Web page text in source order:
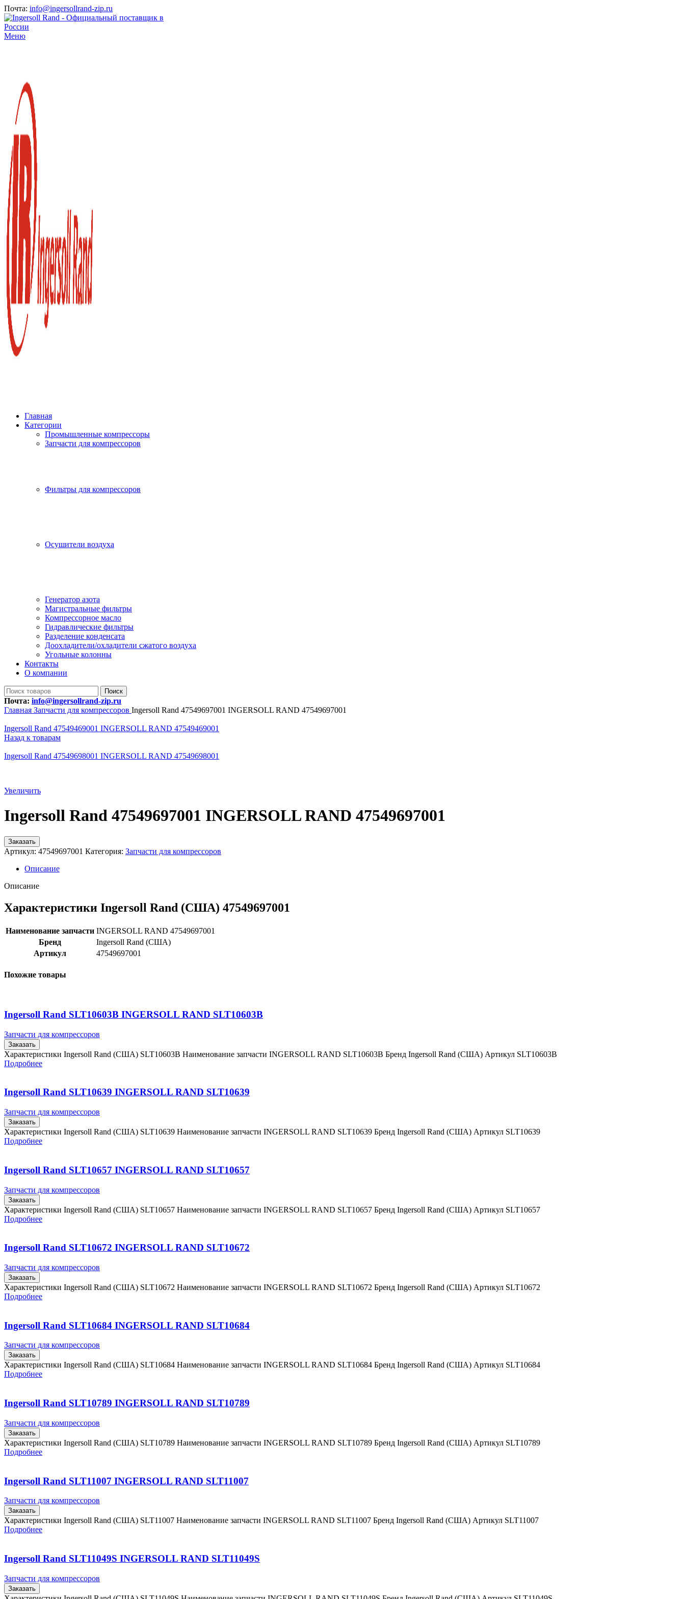
Почта: info@ingersollrand-zip.ru
Меню
Главная
Категории
Промышленные компрессоры
Запчасти для компрессоров
Фильтры для компрессоров
Осушители воздуха
Генератор азота
Магистральные фильтры
Компрессорное масло
Гидравлические фильтры
Разделение конденсата
Доохладители/охладители сжатого воздуха
Угольные колонны
Контакты
О компании
Поиск
Почта: info@ingersollrand-zip.ru
Главная Запчасти для компрессоров Ingersoll Rand 47549697001 INGERSOLL RAND 47549697001
Ingersoll Rand 47549469001 INGERSOLL RAND 47549469001
Назад к товарам
Ingersoll Rand 47549698001 INGERSOLL RAND 47549698001
Увеличить
Ingersoll Rand 47549697001 INGERSOLL RAND 47549697001
Заказать
Артикул: 47549697001 Категория: Запчасти для компрессоров
Описание
Описание
Характеристики Ingersoll Rand (США) 47549697001
Наименование запчасти INGERSOLL RAND 47549697001
Бренд
Ingersoll Rand (США)
Артикул
47549697001
Похожие товары
Ingersoll Rand SLT10603B INGERSOLL RAND SLT10603B
Запчасти для компрессоров
Заказать
Характеристики Ingersoll Rand (США) SLT10603B Наименование запчасти INGERSOLL RAND SLT10603B Бренд Ingersoll Rand (США) Артикул SLT10603B
Подробнее
Ingersoll Rand SLT10639 INGERSOLL RAND SLT10639
Запчасти для компрессоров
Заказать
Характеристики Ingersoll Rand (США) SLT10639 Наименование запчасти INGERSOLL RAND SLT10639 Бренд Ingersoll Rand (США) Артикул SLT10639
Подробнее
Ingersoll Rand SLT10657 INGERSOLL RAND SLT10657
Запчасти для компрессоров
Заказать
Характеристики Ingersoll Rand (США) SLT10657 Наименование запчасти INGERSOLL RAND SLT10657 Бренд Ingersoll Rand (США) Артикул SLT10657
Подробнее
Ingersoll Rand SLT10672 INGERSOLL RAND SLT10672
Запчасти для компрессоров
Заказать
Характеристики Ingersoll Rand (США) SLT10672 Наименование запчасти INGERSOLL RAND SLT10672 Бренд Ingersoll Rand (США) Артикул SLT10672
Подробнее
Ingersoll Rand SLT10684 INGERSOLL RAND SLT10684
Запчасти для компрессоров
Заказать
Характеристики Ingersoll Rand (США) SLT10684 Наименование запчасти INGERSOLL RAND SLT10684 Бренд Ingersoll Rand (США) Артикул SLT10684
Подробнее
Ingersoll Rand SLT10789 INGERSOLL RAND SLT10789
Запчасти для компрессоров
Заказать
Характеристики Ingersoll Rand (США) SLT10789 Наименование запчасти INGERSOLL RAND SLT10789 Бренд Ingersoll Rand (США) Артикул SLT10789
Подробнее
Ingersoll Rand SLT11007 INGERSOLL RAND SLT11007
Запчасти для компрессоров
Заказать
Характеристики Ingersoll Rand (США) SLT11007 Наименование запчасти INGERSOLL RAND SLT11007 Бренд Ingersoll Rand (США) Артикул SLT11007
Подробнее
Ingersoll Rand SLT11049S INGERSOLL RAND SLT11049S
Запчасти для компрессоров
Заказать